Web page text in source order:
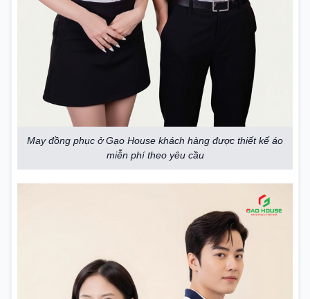
May đồng phục ở Gạo House khách hàng được thiết kế áo
miễn phí theo yêu cầu